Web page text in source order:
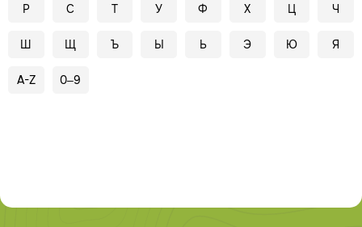
Р С Т У Ф Х Ц Ч
Ш Щ Ъ Ы Ь Э Ю Я
A-Z 0–9